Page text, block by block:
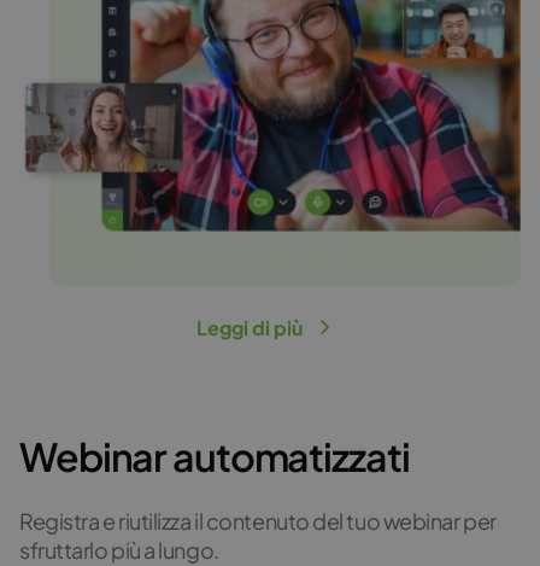
Leggi di più
Webinar automatizzati
Registra e riutilizza il contenuto del tuo webinar per
sfruttarlo più a lungo.